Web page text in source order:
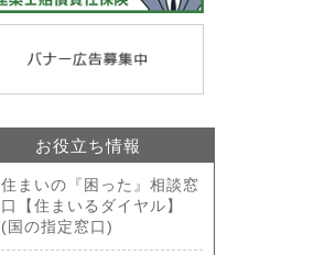
お役立ち情報
住まいの『困った』相談窓
口【住まいるダイヤル】
(国の指定窓口)